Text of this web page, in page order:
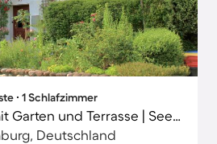
∙ 1 Schlafzimmer
Ferienwohnung mit Garten und Terrasse | Seeblick
Deutschland